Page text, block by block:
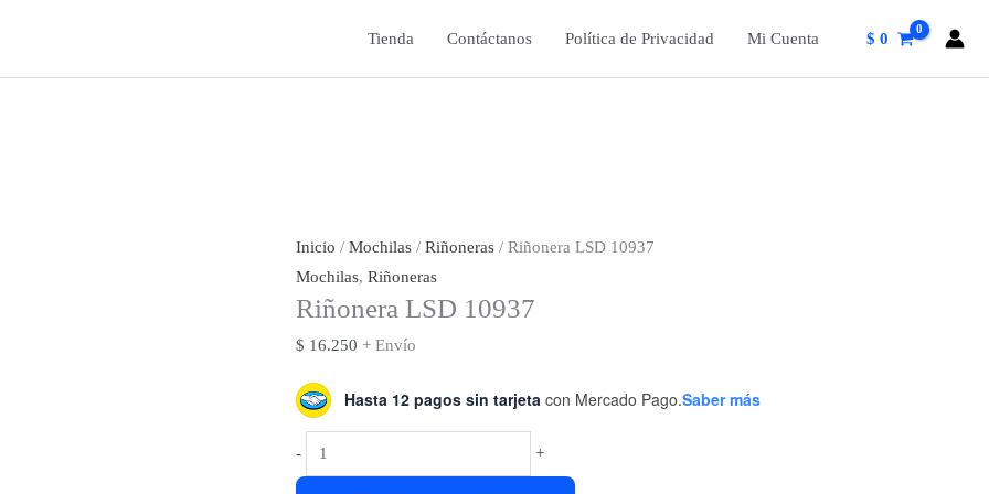
Tienda Contáctanos Política de Privacidad Mi Cuenta $ 0
Inicio / Mochilas / Riñoneras / Riñonera LSD 10937
Mochilas, Riñoneras
Riñonera LSD 10937
$ 16.250 + Envío
Hasta 12 pagos sin tarjeta con Mercado Pago.Saber más
-
Riñonera
LSD
+